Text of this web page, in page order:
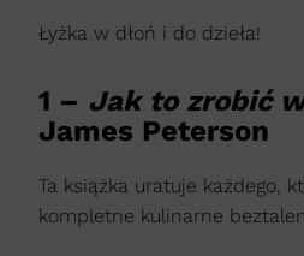
Łyżka w dłoń i do dzieła!
1 – Jak to zrobić
James Peterson
Ta książka uratuje każdego,
kompletne kulinarne